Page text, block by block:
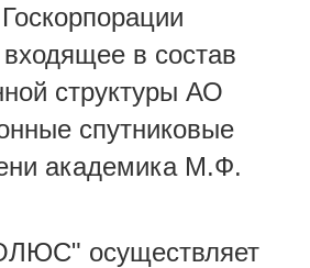
в состав
структуры АО
спутниковые
академика М.Ф.
осуществляет